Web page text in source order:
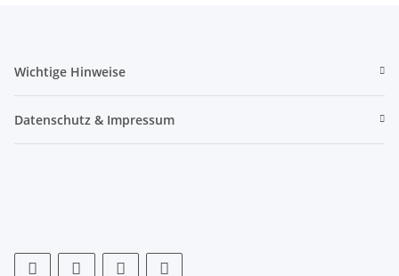
Wichtige Hinweise
Datenschutz & Impressum